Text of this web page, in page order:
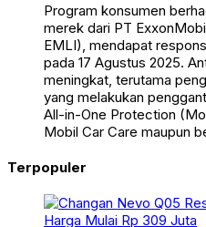
Program konsumen
merek dari PT
EMLI), mendapat
pada 17 Agustus 2025.
meningkat, terutama
yang melakukan
All-in-One Protection
Mobil Car Care maupun
Terpopuler